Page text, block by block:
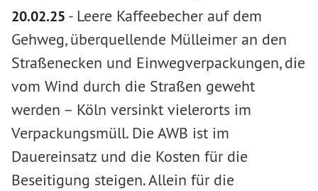
20.02.25 - Leere Kaffeebecher auf dem
Gehweg, überquellende Mülleimer an den
Straßenecken und Einwegverpackungen, die
vom Wind durch die Straßen geweht
werden – Köln versinkt vielerorts im
Verpackungsmüll. Die AWB ist im
Dauereinsatz und die Kosten für die
Beseitigung steigen. Allein für die